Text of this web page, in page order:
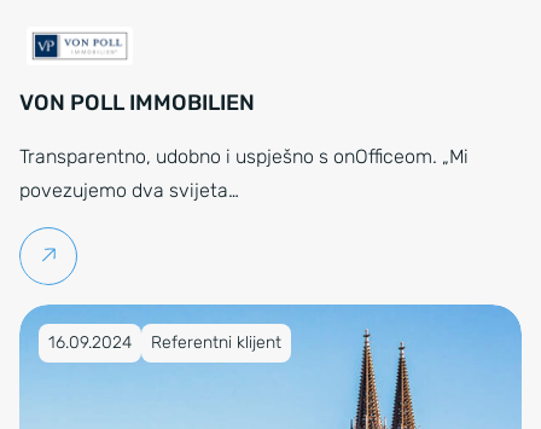
VON POLL IMMOBILIEN
Transparentno, udobno i uspješno s onOfficeom. „Mi
povezujemo dva svijeta…
Pročitaj više
Objavljeno na 16.09.2024
16.09.2024 Referentni klijent